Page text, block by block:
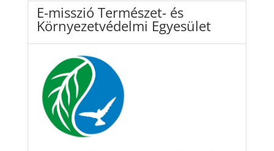
E-misszió Természet- és
Környezetvédelmi Egyesület